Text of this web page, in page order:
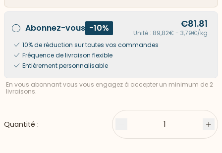
Abonnez-vous -10% €81.81
Unité : 89,82€ - 3,79€/kg
10% de réduction sur toutes vos commandes
Fréquence de livraison flexible
Entièrement personnalisable
En vous abonnant vous vous engagez à accepter un minimum de 2
livraisons.
Quantité : Moins 1